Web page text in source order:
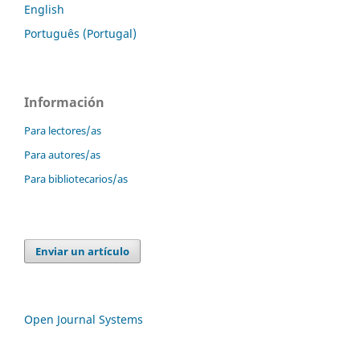
English
Português (Portugal)
Información
Para lectores/as
Para autores/as
Para bibliotecarios/as
Enviar un artículo
Open Journal Systems